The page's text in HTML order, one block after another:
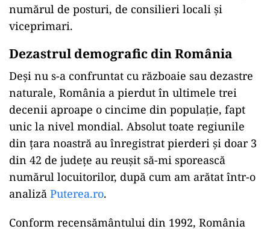
numărul de posturi, de consilieri locali și
viceprimari.
Dezastrul demografic din România
Deși nu s-a confruntat cu războaie sau dezastre
naturale, România a pierdut în ultimele trei
decenii aproape o cincime din populație, fapt
unic la nivel mondial. Absolut toate regiunile
din țara noastră au înregistrat pierderi și doar 3
din 42 de județe au reușit să-mi sporească
numărul locuitorilor, după cum am arătat într-o
analiză Puterea.ro.
Conform recensământului din 1992, România